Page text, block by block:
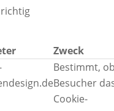
Zweck
Bestimmt,
Besucher
Cookie-